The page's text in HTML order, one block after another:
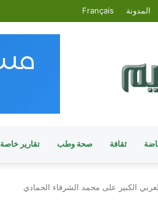
المدونة Français
ثقافة صحة وطب تقارير خاصة
الكبير على محمد الشرفاء الحمادي